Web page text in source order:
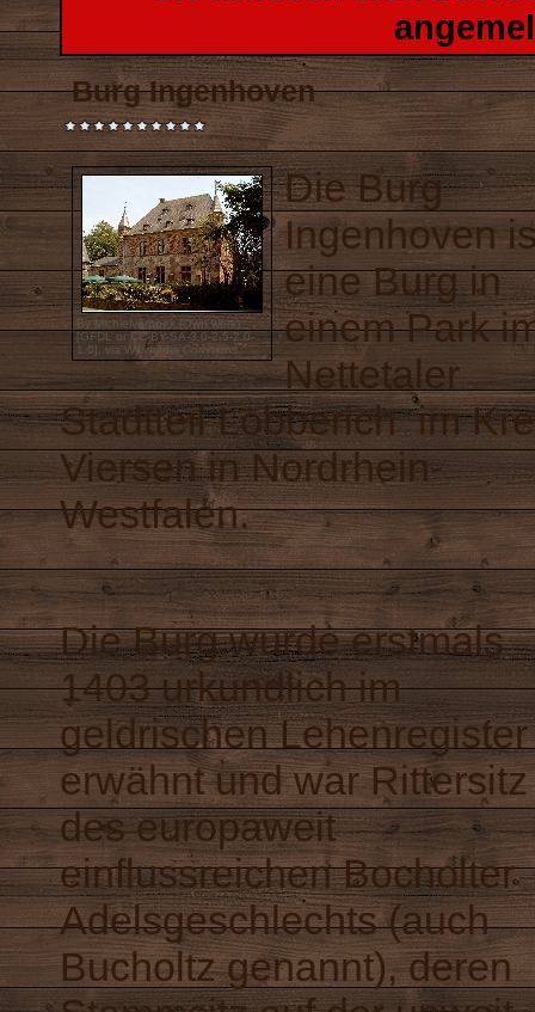
Burg Ingenhoven
By Michielverbeek (Own work)
[GFDL or CC-BY-SA-3.0-2.5-2.0-
1.0],via Wikimedia Commons
Die Burg
Ingenhoven
eine Burg in
einem Park
Nettetaler
Stadtteil Lobberich im
Viersen in Nordrhein-
Westfalen.
Die Burg wurde erstmals
1403 urkundlich im
geldrischen Lehenregister
erwähnt und war Rittersitz
des europaweit
einflussreichen Bocholter
Adelsgeschlechts (auch
Bucholtz genannt), deren